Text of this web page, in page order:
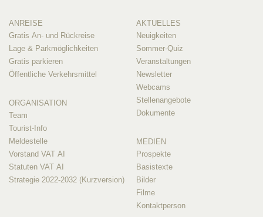
ANREISE
Gratis An- und Rückreise
Lage & Parkmöglichkeiten
Gratis parkieren
Öffentliche Verkehrsmittel
ORGANISATION
Team
Tourist-Info
Meldestelle
Vorstand VAT AI
Statuten VAT AI
Strategie 2022-2032 (Kurzversion)
AKTUELLES
Neuigkeiten
Sommer-Quiz
Veranstaltungen
Newsletter
Webcams
Stellenangebote
Dokumente
MEDIEN
Prospekte
Basistexte
Bilder
Filme
Kontaktperson